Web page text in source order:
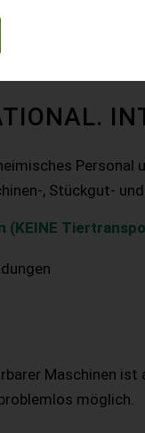
Personal
, Stückgut-
(KEINE
Maschinen ist
möglich.